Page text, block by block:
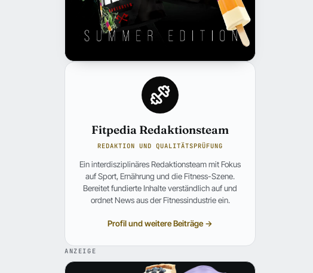
Fitpedia Redaktionsteam
REDAKTION UND QUALITÄTSPRÜFUNG
Ein interdisziplinäres Redaktionsteam mit Fokus
auf Sport, Ernährung und die Fitness-Szene.
Bereitet fundierte Inhalte verständlich auf und
ordnet News aus der Fitnessindustrie ein.
Profil und weitere Beiträge →
ANZEIGE